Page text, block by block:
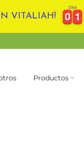
VITALIAH! 0
0
0
0 1
1
1
1
Días
Productos